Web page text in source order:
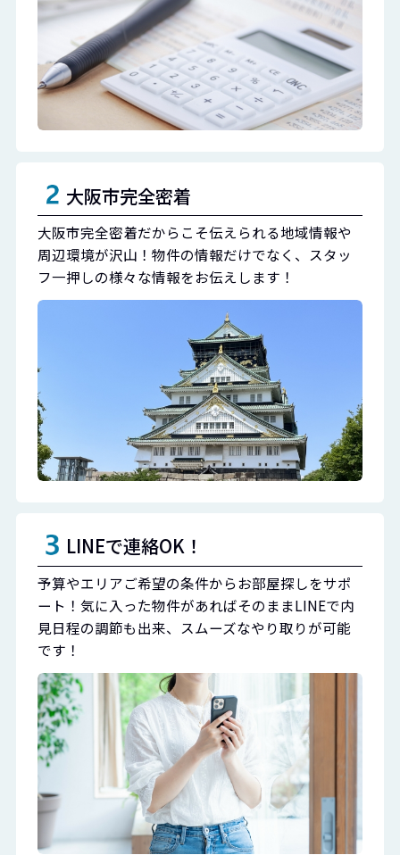
大阪市完全密着
大阪市完全密着だからこそ伝えられる地域情報や
周辺環境が沢山！物件の情報だけでなく、スタッ
フ一押しの様々な情報をお伝えします！
LINEで連絡OK！
予算やエリアご希望の条件からお部屋探しをサポ
ート！気に入った物件があればそのままLINEで内
見日程の調節も出来、スムーズなやり取りが可能
です！